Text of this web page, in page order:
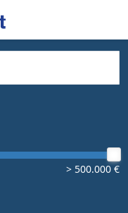
> 500.000 €